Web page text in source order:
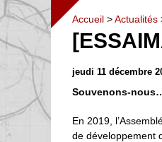
Accueil >Actualités
jeudi 11 décembre
Souvenons-
En 2019,
de développement